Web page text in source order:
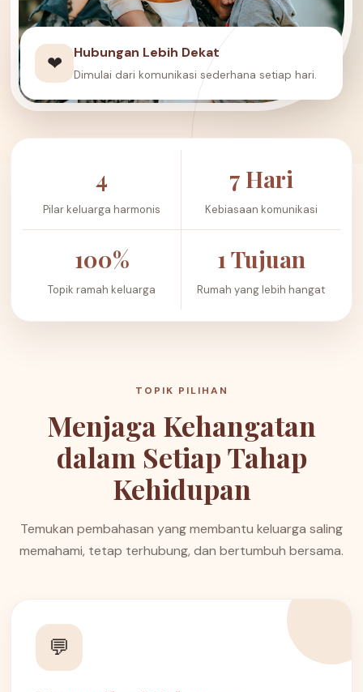
❤ Hubungan Lebih Dekat
Dimulai dari komunikasi sederhana setiap hari.
4
Pilar keluarga harmonis
7 Hari
Kebiasaan komunikasi
100%
Topik ramah keluarga
1 Tujuan
Rumah yang lebih hangat
TOPIK PILIHAN
Menjaga Kehangatan
dalam Setiap Tahap
Kehidupan
Temukan pembahasan yang membantu keluarga saling
memahami, tetap terhubung, dan bertumbuh bersama.
💬